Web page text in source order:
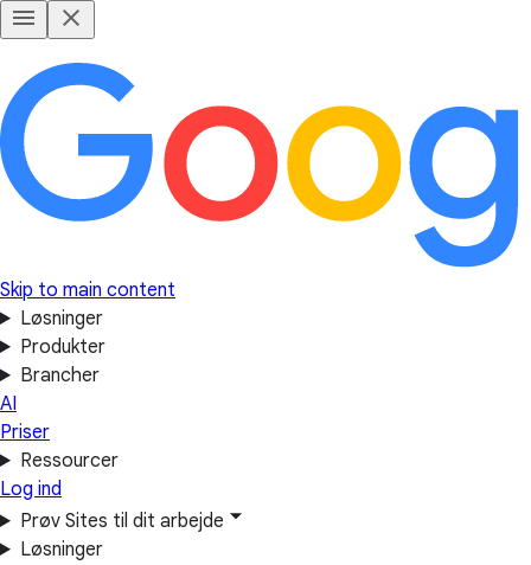
Skip to main content
Løsninger
Produkter
Brancher
AI
Priser
Ressourcer
Log ind
Prøv Sites til dit arbejde
Løsninger